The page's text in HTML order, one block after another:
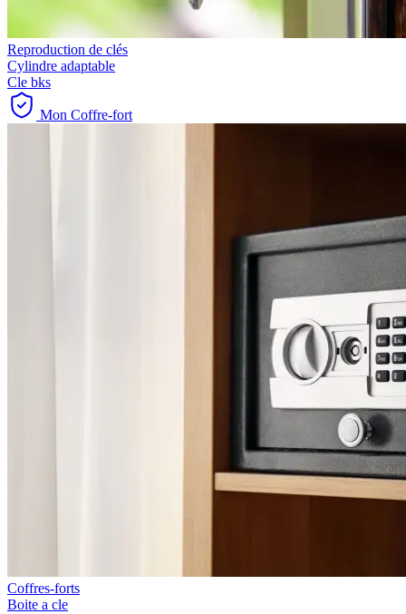
Reproduction de clés
Cylindre adaptable
Cle bks
Mon Coffre-fort
Coffres-forts
Boite a cle